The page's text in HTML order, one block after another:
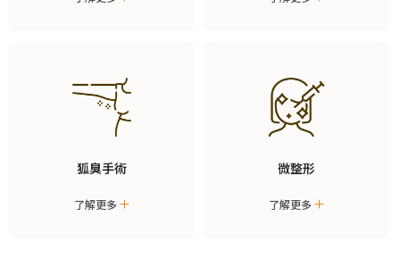
狐臭手術
了解更多
微整形
了解更多